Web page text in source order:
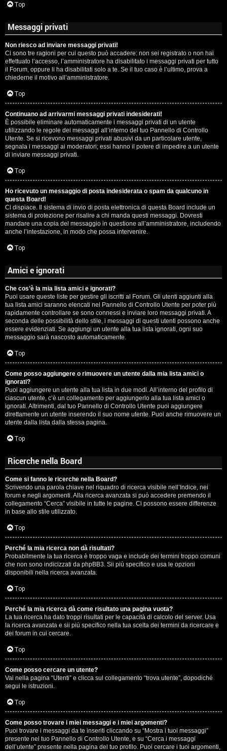
Top
Messaggi privati
Non riesco ad inviare messaggi privati!
Ci sono tre ragioni per cui questo può accadere: non sei registrato o non hai
effettuato l’accesso, l’amministratore ha disabilitato i messaggi privati per tutto
il Forum, oppure li ha disabilitati solo a te. Se il tuo caso è l’ultimo, prova a
chiederne il motivo all’amministratore.
Top
Continuano ad arrivarmi messaggi privati indesiderati!
È possibile eliminare automaticamente i messaggi privati ​​di un utente
utilizzando le regole dei messaggi all’interno del tuo Pannello di Controllo
Utente. Se si ricevono messaggi privati ​​abusivi da un particolare utente,
segnala i messaggi ai moderatori; essi hanno il potere di impedire a un utente
di inviare messaggi privati​​.
Top
Ho ricevuto un messaggio di posta indesiderata o spam da qualcuno in
questa Board!
Ci dispiace. Il sistema di invio di posta elettronica di questa Board include un
sistema di protezione per risalire a chi manda questi messaggi. Dovresti
mandare una copia del messaggio in questione all’amministratore, includendo
anche l’intestazione, in modo che possa intervenire.
Top
Amici e ignorati
Che cos’è la mia lista amici e ignorati?
Puoi usare queste liste per gestire gli iscritti al Forum. Gli utenti aggiunti alla
tua lista amici saranno elencati nel Pannello di Controllo Utente per poter più
rapidamente controllare se sono connessi e inviare loro messaggi privati. A
seconda delle possibilità dello stile, i messaggi di questi utenti possono anche
essere evidenziati. Se aggiungi un utente alla tua lista ignorati, ogni suo
messaggio sarà nascosto automaticamente.
Top
Come posso aggiungere o rimuovere un utente dalla mia lista amici o
ignorati?
Puoi aggiungere un utente alla tua lista in due modi. All’interno del profilo di
ciascun utente, c’è un collegamento per aggiungerlo alla tua lista amici o
ignorati. Altrimenti, dal tuo Pannello di Controllo Utente puoi aggiungere
direttamente un utente inserendo il suo nome utente. Puoi anche rimuovere un
utente dalla lista dalla stessa pagina.
Top
Ricerche nella Board
Come si fanno le ricerche nella Board?
Scrivendo una parola chiave nel riquadro di ricerca visibile nell’Indice, nei
forum e negli argomenti. Alla ricerca avanzata si può accedere premendo il
collegamento “Cerca” visibile in tutte le pagine. Ci possono essere differenze
in base allo stile utilizzato.
Top
Perché la mia ricerca non dà risultati?
Probabilmente la tua ricerca è troppo vaga e include dei termini troppo comuni
che non sono indicizzati da phpBB3. Sii più specifico e usa le opzioni
disponibili nella ricerca avanzata.
Top
Perché la mia ricerca dà come risultato una pagina vuota?
La tua ricerca ha dato troppi risultati per le capacità di calcolo del server. Usa
la ricerca avanzata e sii più specifico nella tua scelta dei termini da ricercare e
dei forum in cui cercare.
Top
Come posso cercare un utente?
Vai nella pagina “Utenti” e clicca sul collegamento “trova utente”, dopodiché
segui le istruzioni.
Top
Come posso trovare i miei messaggi e i miei argomenti?
Puoi trovare i messaggi da te inseriti cliccando su “Mostra i tuoi messaggi”
presente nel tuo Pannello di Controllo Utente, e su “Cerca i messaggi
dell’utente” presente nella pagina del tuo profilo. Puoi cercare i tuoi argomenti,